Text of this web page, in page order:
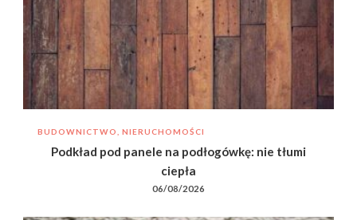
BUDOWNICTWO, NIERUCHOMOŚCI
Podkład pod panele na podłogówkę: nie tłumi
ciepła
06/08/2026